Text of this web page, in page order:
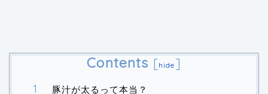
Contents [hide ]
豚汁が太るって本当？